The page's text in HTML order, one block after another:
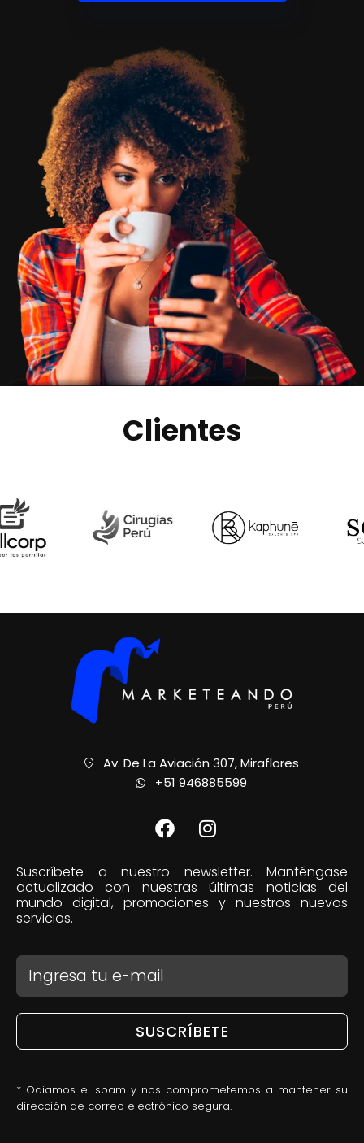
Clientes
Av. De La Aviación 307, Miraflores
+51 946885599
Suscríbete a nuestro newsletter. Manténgase
actualizado con nuestras últimas noticias del
mundo digital, promociones y nuestros nuevos
servicios.
SUSCRÍBETE
* Odiamos el spam y nos comprometemos a mantener su
dirección de correo electrónico segura.